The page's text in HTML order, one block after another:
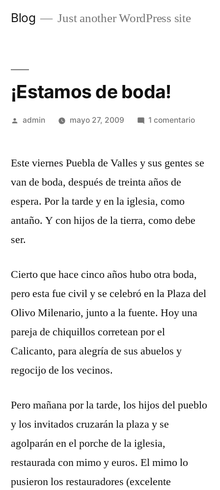
Blog Just another WordPress site
¡Estamos de boda!
Publicado
admin mayo 27, 2009 1 comentarioen
boda!
Este viernes Puebla de Valles y sus gentes se
van de boda, después de treinta años de
espera. Por la tarde y en la iglesia, como
antaño. Y con hijos de la tierra, como debe
ser.
Cierto que hace cinco años hubo otra boda,
pero esta fue civil y se celebró en la Plaza del
Olivo Milenario, junto a la fuente. Hoy una
pareja de chiquillos corretean por el
Calicanto, para alegría de sus abuelos y
regocijo de los vecinos.
Pero mañana por la tarde, los hijos del pueblo
y los invitados cruzarán la plaza y se
agolparán en el porche de la iglesia,
restaurada con mimo y euros. El mimo lo
pusieron los restauradores (excelente